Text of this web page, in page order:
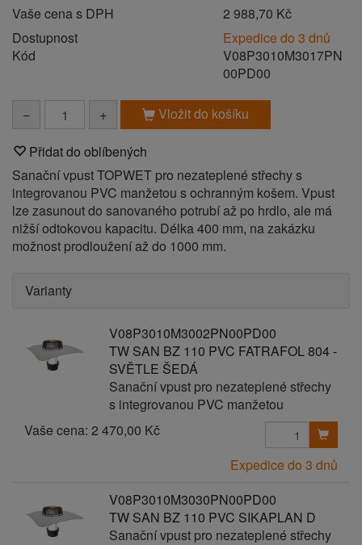
Vaše cena s DPH
2 988,70 Kč
Dostupnost
Expedice do 3 dnů
Kód
V08P3010M3017PN
00PD00
− + Vložit do košíku
Přidat do oblíbených
Sanační vpust TOPWET pro nezateplené střechy s
integrovanou PVC manžetou s ochranným košem. Vpust
lze zasunout do sanovaného potrubí až po hrdlo, ale má
nižší odtokovou kapacitu. Délka 400 mm, na zakázku
možnost prodloužení až do 1000 mm.
Varianty
V08P3010M3002PN00PD00
TW SAN BZ 110 PVC FATRAFOL 804 -
SVĚTLE ŠEDÁ
Sanační vpust pro nezateplené střechy
s integrovanou PVC manžetou
Vaše cena: 2 470,00 Kč
Expedice do 3 dnů
V08P3010M3030PN00PD00
TW SAN BZ 110 PVC SIKAPLAN D
Sanační vpust pro nezateplené střechy